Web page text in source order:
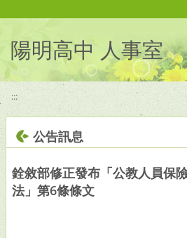
陽明高中 人事室
:::
公告訊息
銓敘部修正發布「公教人員保
法」第6條條文